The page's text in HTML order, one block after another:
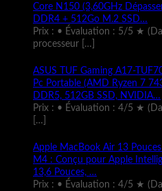
Core N150 (3,60GHz
DDR4 + 512Go M.2 SSD…
Prix : • Évaluation : 5/5 ★
processeur
[…]
ASUS TUF Gaming A17-
Pc Portable (AMD Ryzen 7
DDR5, 512GB SSD, NVIDIA…
Prix : • Évaluation : 4/5 ★
[…]
Apple MacBook Air 13
M4 : Conçu pour Apple
13,6 Pouces, …
Prix : • Évaluation : 4/5 ★